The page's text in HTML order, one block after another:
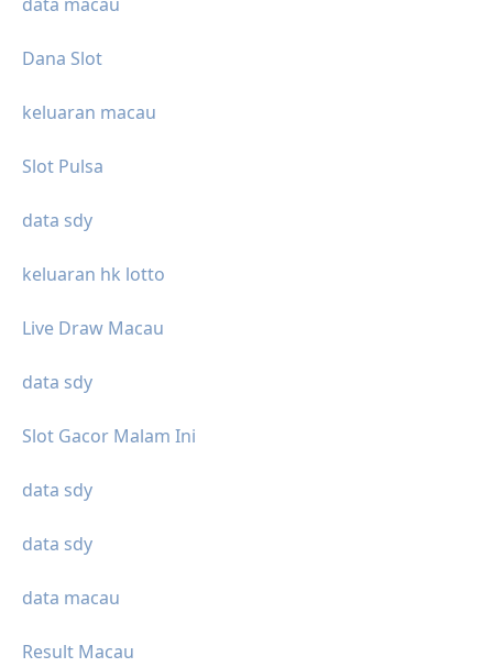
Dana Slot
keluaran macau
Slot Pulsa
data sdy
keluaran hk lotto
Live Draw Macau
data sdy
Slot Gacor Malam Ini
data sdy
data sdy
data macau
Result Macau